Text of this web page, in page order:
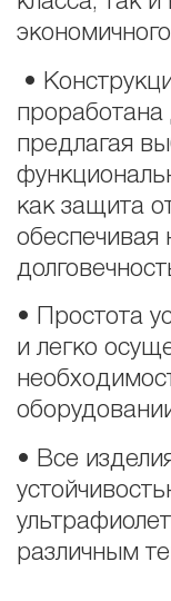
•
предлагая
как защита
обеспечивая
• Простота
и легко
• Все
различным